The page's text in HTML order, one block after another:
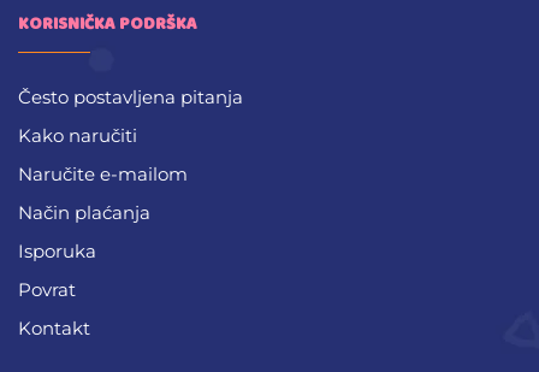
KORISNIČKA PODRŠKA
Često postavljena pitanja
Kako naručiti
Naručite e-mailom
Način plaćanja
Isporuka
Povrat
Kontakt